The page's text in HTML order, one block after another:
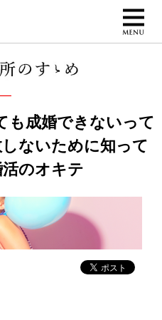
も成婚できないって
ないために知って
のオキテ